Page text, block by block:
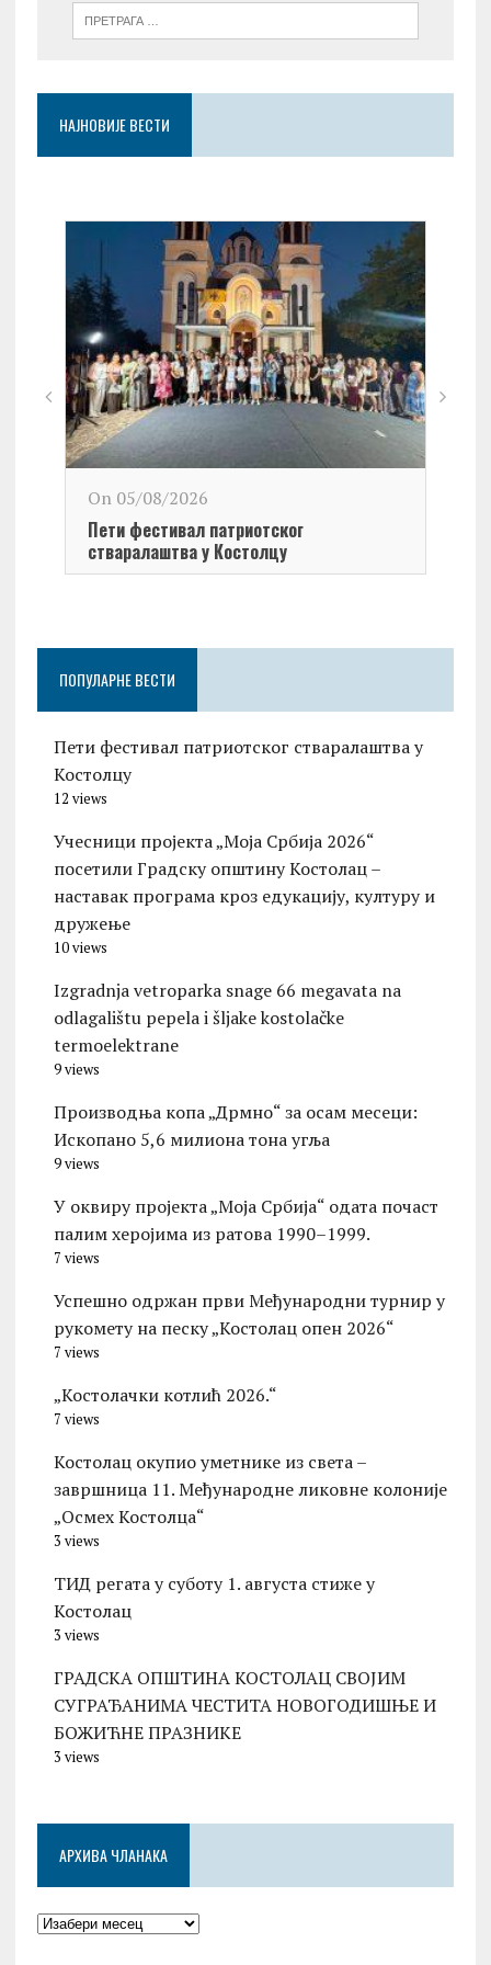
НАЈНОВИЈЕ ВЕСТИ
On 05/08/2026
Пети фестивал патриотског
стваралаштва у Костолцу
ПОПУЛАРНЕ ВЕСТИ
Пети фестивал патриотског стваралаштва у
Костолцу
12 views
Учесници пројекта „Моја Србија 2026“
посетили Градску општину Костолац –
наставак програма кроз едукацију, културу и
дружење
10 views
Izgradnja vetroparka snage 66 megavata na
odlagalištu pepela i šljake kostolačke
termoelektrane
9 views
Производња копа „Дрмно“ за осам месеци:
Ископано 5,6 милиона тона угља
9 views
У оквиру пројекта „Моја Србија“ одата почаст
палим херојима из ратова 1990–1999.
7 views
Успешно одржан први Међународни турнир у
рукомету на песку „Костолац опен 2026“
7 views
„Костолачки котлић 2026.“
7 views
Костолац окупио уметнике из света –
завршница 11. Међународне ликовне колоније
„Осмех Костолца“
3 views
ТИД регата у суботу 1. августа стиже у
Костолац
3 views
ГРАДСКА ОПШТИНА КОСТОЛАЦ СВОЈИМ
СУГРАЂАНИМА ЧЕСТИТА НОВОГОДИШЊЕ И
БОЖИЋНЕ ПРАЗНИКЕ
3 views
АРХИВА ЧЛАНАКА